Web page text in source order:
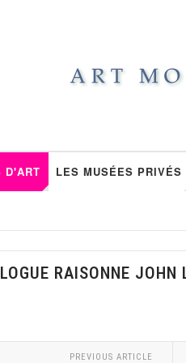
D'ART LES MUSÉES PRIVÉS
RAISONNE JOHN
PREVIOUS ARTICLE